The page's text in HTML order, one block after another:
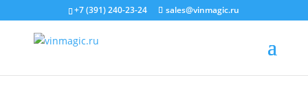
+7 (391) 240-23-24 sales@vinmagic.ru